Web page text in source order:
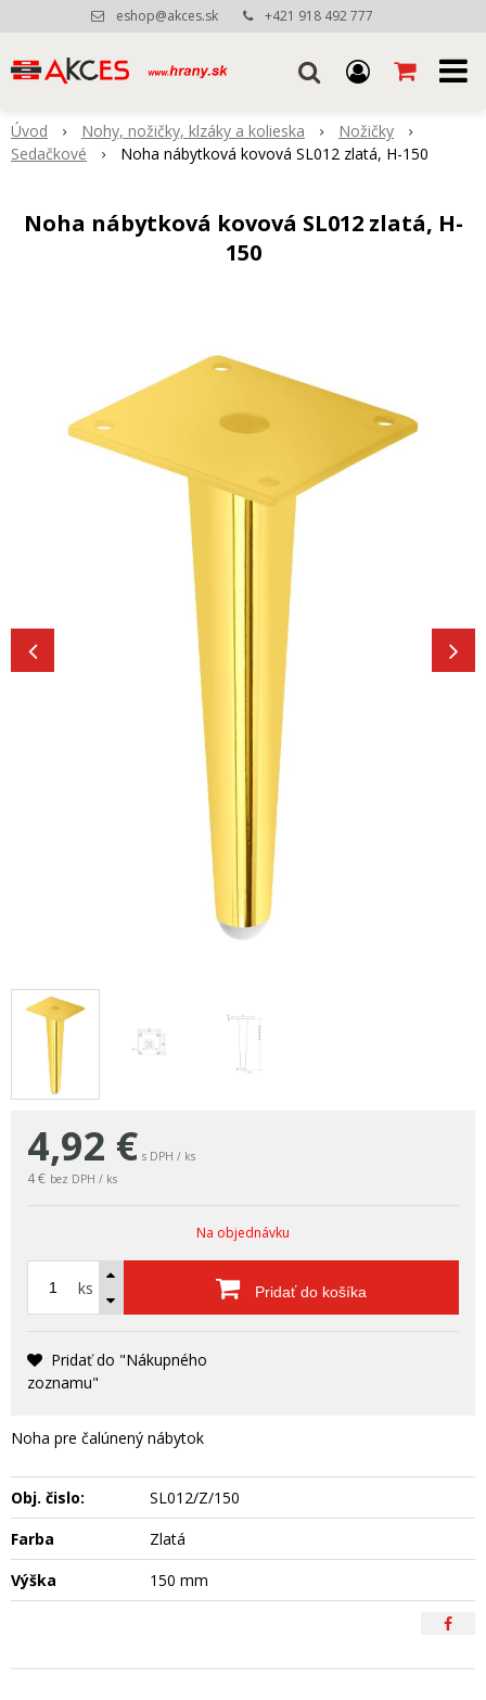
eshop@akces.sk +421 918 492 777
Úvod Nohy, nožičky, klzáky a kolieska
Nožičky
Sedačkové
Noha nábytková kovová SL012 zlatá, H-150
Noha nábytková kovová SL012 zlatá, H-
150
4,92 € s DPH / ks
4 € bez DPH / ks
Na objednávku
ks Pridať do košíka
Pridať do "Nákupného
zoznamu"
Noha pre čalúnený nábytok
Obj. čislo:
SL012/Z/150
Farba
Zlatá
Výška
150 mm